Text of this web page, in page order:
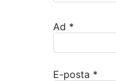
Ad *
E-posta *